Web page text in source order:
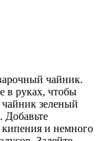
чайник.
в руках, чтобы
зеленый
Добавьте
кипения и немного